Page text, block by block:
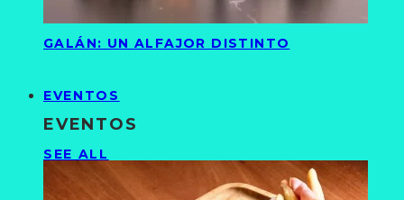
GALÁN: UN ALFAJOR DISTINTO
EVENTOS
EVENTOS
SEE ALL